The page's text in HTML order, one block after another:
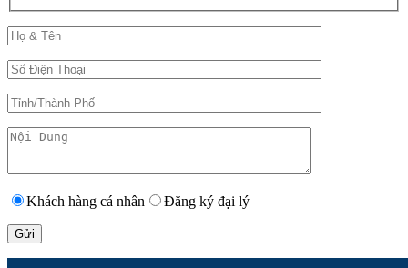
Khách hàng cá nhân Đăng ký đại lý